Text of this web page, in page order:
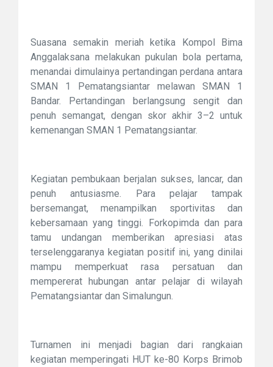
Suasana semakin meriah ketika Kompol Bima
Anggalaksana melakukan pukulan bola pertama,
menandai dimulainya pertandingan perdana antara
SMAN 1 Pematangsiantar melawan SMAN 1
Bandar. Pertandingan berlangsung sengit dan
penuh semangat, dengan skor akhir 3–2 untuk
kemenangan SMAN 1 Pematangsiantar.
Kegiatan pembukaan berjalan sukses, lancar, dan
penuh antusiasme. Para pelajar tampak
bersemangat, menampilkan sportivitas dan
kebersamaan yang tinggi. Forkopimda dan para
tamu undangan memberikan apresiasi atas
terselenggaranya kegiatan positif ini, yang dinilai
mampu memperkuat rasa persatuan dan
mempererat hubungan antar pelajar di wilayah
Pematangsiantar dan Simalungun.
Turnamen ini menjadi bagian dari rangkaian
kegiatan memperingati HUT ke-80 Korps Brimob